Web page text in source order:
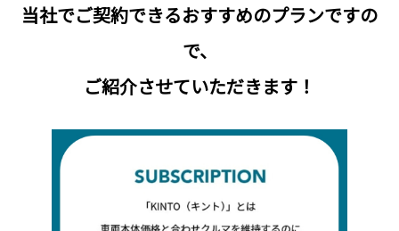
当社でご契約できるおすすめのプランですの
で、
ご紹介させていただきます！